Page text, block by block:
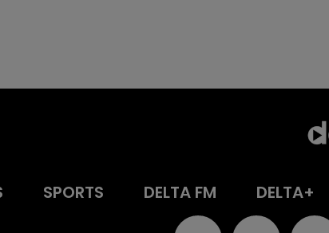
SPORTS DELTA FM DELTA+